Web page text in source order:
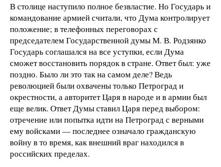
В столице наступило полное безвластие. Но Государь и
командование армией считали, что Дума контролирует
положение; в телефонных переговорах с
председателем Государственной думы М. В. Родзянко
Государь соглашался на все уступки, если Дума
сможет восстановить порядок в стране. Ответ был: уже
поздно. Было ли это так на самом деле? Ведь
революцией были охвачены только Петроград и
окрестности, а авторитет Царя в народе и в армии был
еще велик. Ответ Думы ставил Царя перед выбором:
отречение или попытка идти на Петроград с верными
ему войсками — последнее означало гражданскую
войну в то время, как внешний враг находился в
российских пределах.